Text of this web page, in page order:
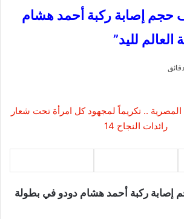
حجم إصابة ركبة أحمد هشام
لليد”
إصابة ركبة أحمد هشام دودو في بطولة